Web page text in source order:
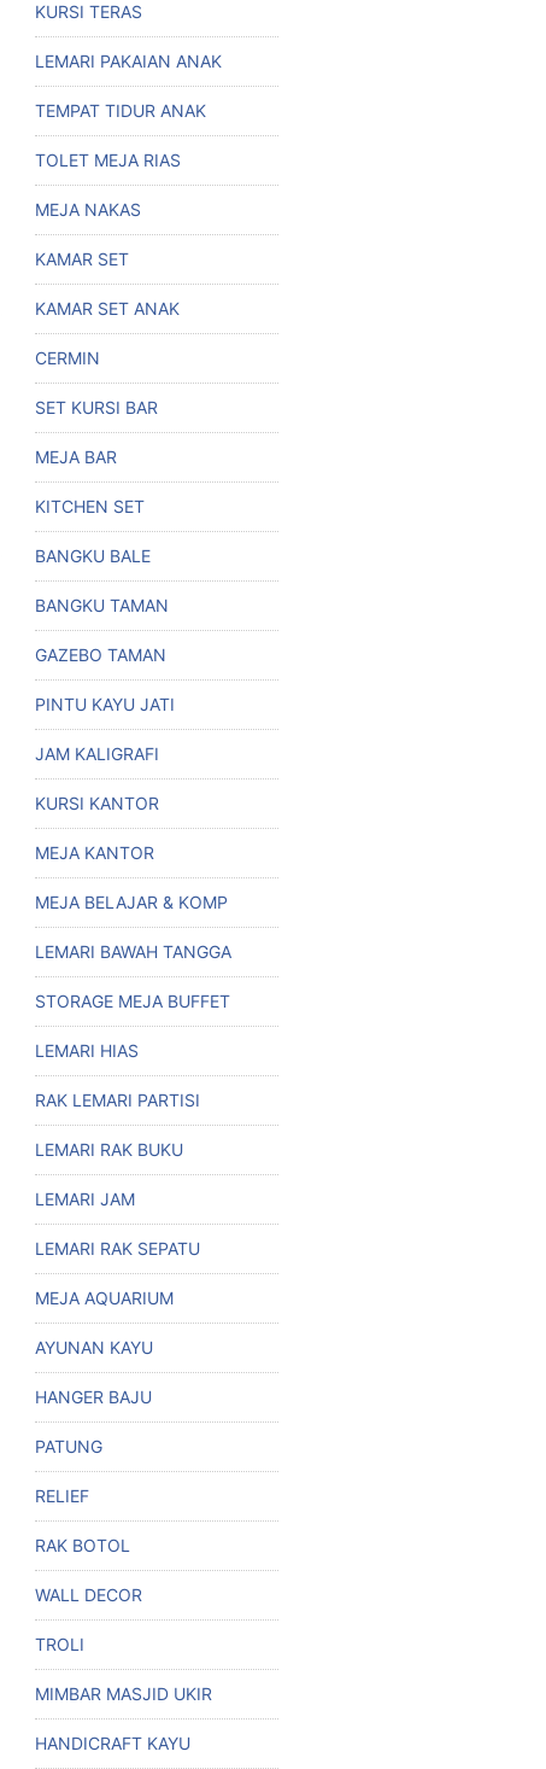
KURSI TERAS
LEMARI PAKAIAN ANAK
TEMPAT TIDUR ANAK
TOLET MEJA RIAS
MEJA NAKAS
KAMAR SET
KAMAR SET ANAK
CERMIN
SET KURSI BAR
MEJA BAR
KITCHEN SET
BANGKU BALE
BANGKU TAMAN
GAZEBO TAMAN
PINTU KAYU JATI
JAM KALIGRAFI
KURSI KANTOR
MEJA KANTOR
MEJA BELAJAR & KOMP
LEMARI BAWAH TANGGA
STORAGE MEJA BUFFET
LEMARI HIAS
RAK LEMARI PARTISI
LEMARI RAK BUKU
LEMARI JAM
LEMARI RAK SEPATU
MEJA AQUARIUM
AYUNAN KAYU
HANGER BAJU
PATUNG
RELIEF
RAK BOTOL
WALL DECOR
TROLI
MIMBAR MASJID UKIR
HANDICRAFT KAYU